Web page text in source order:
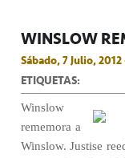
WINSLOW
Sábado, 7 Julio,
ETIQUETAS:
Winslow
rememora a
Winslow. Justise